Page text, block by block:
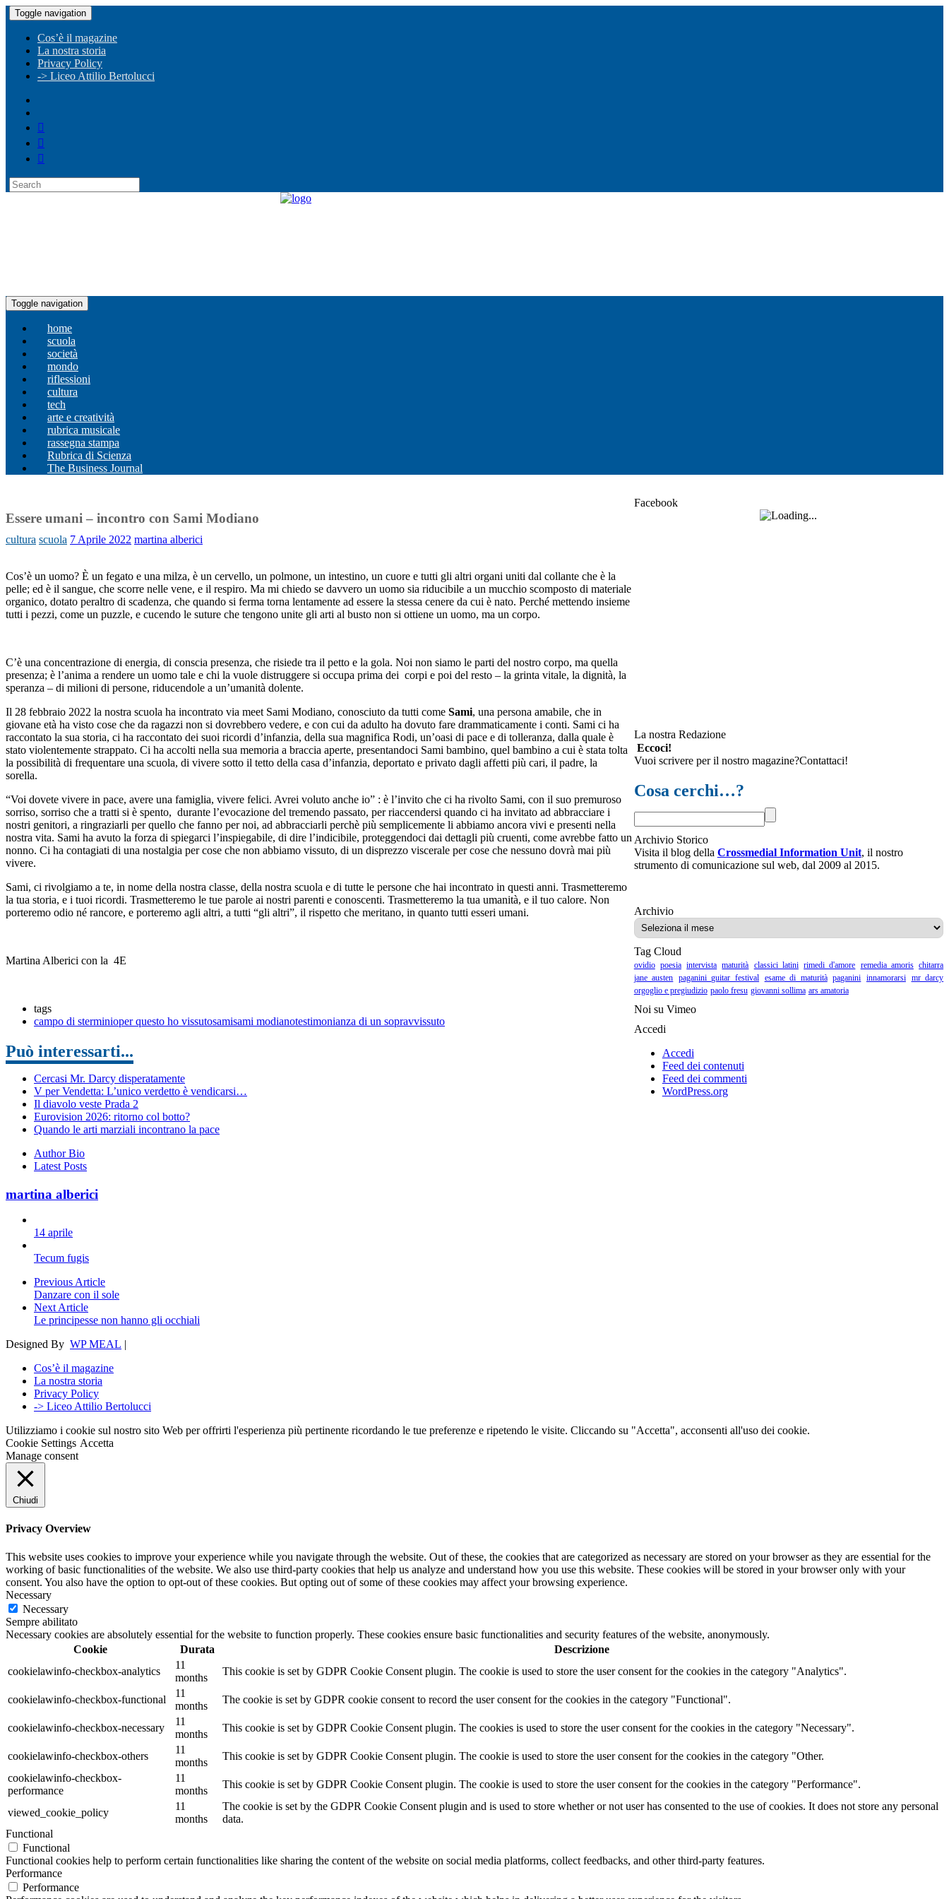
Toggle navigation
Cos’è il magazine
La nostra storia
Privacy Policy
-> Liceo Attilio Bertolucci
Toggle navigation
home
scuola
società
mondo
riflessioni
cultura
tech
arte e creatività
rubrica musicale
rassegna stampa
Rubrica di Scienza
The Business Journal
Essere umani – incontro con Sami Modiano
cultura scuola 7 Aprile 2022 martina alberici
Cos’è un uomo? È un fegato e una milza, è un cervello, un polmone, un intestino, un cuore e tutti gli altri organi uniti dal collante che è la
pelle; ed è il sangue, che scorre nelle vene, e il respiro. Ma mi chiedo se davvero un uomo sia riducibile a un mucchio scomposto di materiale
organico, dotato peraltro di scadenza, che quando si ferma torna lentamente ad essere la stessa cenere da cui è nato. Perché mettendo insieme
tutti i pezzi, come un puzzle, e cucendo le suture che tengono unite gli arti al busto non si ottiene un uomo, ma un corpo.
C’è una concentrazione di energia, di conscia presenza, che risiede tra il petto e la gola. Noi non siamo le parti del nostro corpo, ma quella
presenza; è l’anima a rendere un uomo tale e chi la vuole distruggere si occupa prima dei corpi e poi del resto – la grinta vitale, la dignità, la
speranza – di milioni di persone, riducendole a un’umanità dolente.
Il 28 febbraio 2022 la nostra scuola ha incontrato via meet Sami Modiano, conosciuto da tutti come Sami, una persona amabile, che in
giovane età ha visto cose che da ragazzi non si dovrebbero vedere, e con cui da adulto ha dovuto fare drammaticamente i conti. Sami ci ha
raccontato la sua storia, ci ha raccontato dei suoi ricordi d’infanzia, della sua magnifica Rodi, un’oasi di pace e di tolleranza, dalla quale è
stato violentemente strappato. Ci ha accolti nella sua memoria a braccia aperte, presentandoci Sami bambino, quel bambino a cui è stata tolta
la possibilità di frequentare una scuola, di vivere sotto il tetto della casa d’infanzia, deportato e privato dagli affetti più cari, il padre, la
sorella.
“Voi dovete vivere in pace, avere una famiglia, vivere felici. Avrei voluto anche io” : è l’invito che ci ha rivolto Sami, con il suo premuroso
sorriso, sorriso che a tratti si è spento, durante l’evocazione del tremendo passato, per riaccendersi quando ci ha invitato ad abbracciare i
nostri genitori, a ringraziarli per quello che fanno per noi, ad abbracciarli perchè più semplicemente li abbiamo ancora vivi e presenti nella
nostra vita. Sami ha avuto la forza di spiegarci l’inspiegabile, di dire l’indicibile, proteggendoci dai dettagli più cruenti, come avrebbe fatto un
nonno. Ci ha contagiati di una nostalgia per cose che non abbiamo vissuto, di un disprezzo viscerale per cose che nessuno dovrà mai più
vivere.
Sami, ci rivolgiamo a te, in nome della nostra classe, della nostra scuola e di tutte le persone che hai incontrato in questi anni. Trasmetteremo
la tua storia, e i tuoi ricordi. Trasmetteremo le tue parole ai nostri parenti e conoscenti. Trasmetteremo la tua umanità, e il tuo calore. Non
porteremo odio né rancore, e porteremo agli altri, a tutti “gli altri”, il rispetto che meritano, in quanto tutti esseri umani.
Martina Alberici con la 4E
tags
campo di sterminioper questo ho vissutosamisami modianotestimonianza di un sopravvissuto
Può interessarti...
Cercasi Mr. Darcy disperatamente
V per Vendetta: L’unico verdetto è vendicarsi…
Il diavolo veste Prada 2
Eurovision 2026: ritorno col botto?
Quando le arti marziali incontrano la pace
Author Bio
Latest Posts
martina alberici
14 aprile
Tecum fugis
Previous Article
Danzare con il sole
Next Article
Le principesse non hanno gli occhiali
Facebook
La nostra Redazione
Eccoci!
Vuoi scrivere per il nostro magazine?Contattaci!
Cosa cerchi…?
Archivio Storico
Visita il blog della Crossmedial Information Unit, il nostro
strumento di comunicazione sul web, dal 2009 al 2015.
ArchivioArchivio
Tag Cloud
ovidio poesia intervista maturità classici latini rimedi d'amore remedia amoris chitarra
jane austen paganini guitar festival esame di maturità paganini innamorarsi mr darcy
orgoglio e pregiudizio paolo fresu giovanni sollima ars amatoria
Noi su Vimeo
Accedi
Accedi
Feed dei contenuti
Feed dei commenti
WordPress.org
Designed By WP MEAL |
Cos’è il magazine
La nostra storia
Privacy Policy
-> Liceo Attilio Bertolucci
Utilizziamo i cookie sul nostro sito Web per offrirti l'esperienza più pertinente ricordando le tue preferenze e ripetendo le visite. Cliccando su "Accetta", acconsenti all'uso dei cookie.
Cookie Settings Accetta
Manage consent
Chiudi
Privacy Overview
This website uses cookies to improve your experience while you navigate through the website. Out of these, the cookies that are categorized as necessary are stored on your browser as they are essential for the
working of basic functionalities of the website. We also use third-party cookies that help us analyze and understand how you use this website. These cookies will be stored in your browser only with your
consent. You also have the option to opt-out of these cookies. But opting out of some of these cookies may affect your browsing experience.
Necessary
Necessary
Sempre abilitato
Necessary cookies are absolutely essential for the website to function properly. These cookies ensure basic functionalities and security features of the website, anonymously.
Cookie
Durata
Descrizione
cookielawinfo-checkbox-analytics
11
months
This cookie is set by GDPR Cookie Consent plugin. The cookie is used to store the user consent for the cookies in the category "Analytics".
cookielawinfo-checkbox-functional
11
months
The cookie is set by GDPR cookie consent to record the user consent for the cookies in the category "Functional".
cookielawinfo-checkbox-necessary
11
months
This cookie is set by GDPR Cookie Consent plugin. The cookies is used to store the user consent for the cookies in the category "Necessary".
cookielawinfo-checkbox-others
11
months
This cookie is set by GDPR Cookie Consent plugin. The cookie is used to store the user consent for the cookies in the category "Other.
cookielawinfo-checkbox-
performance
11
months
This cookie is set by GDPR Cookie Consent plugin. The cookie is used to store the user consent for the cookies in the category "Performance".
viewed_cookie_policy
11
months
The cookie is set by the GDPR Cookie Consent plugin and is used to store whether or not user has consented to the use of cookies. It does not store any personal
data.
Functional
Functional
Functional cookies help to perform certain functionalities like sharing the content of the website on social media platforms, collect feedbacks, and other third-party features.
Performance
Performance